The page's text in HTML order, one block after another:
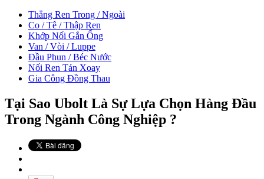
Thẳng Ren Trong / Ngoài
Co / Tê / Thập Ren
Khớp Nối Gắn Ống
Van / Vòi / Luppe
Đầu Phun / Béc Nước
Nối Ren Tán Xoay
Gia Công Đồng Thau
Tại Sao Ubolt Là Sự Lựa Chọn Hàng Đầu
Trong Ngành Công Nghiệp ?